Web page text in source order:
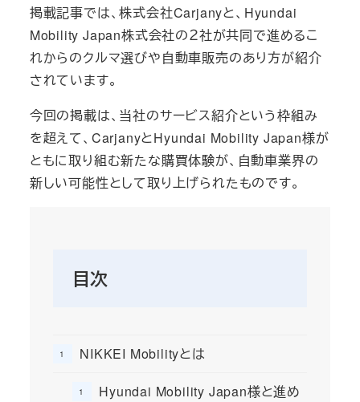
掲載記事では、株式会社Carjanyと、Hyundai
Mobility Japan株式会社の２社が共同で進めるこ
れからのクルマ選びや自動車販売のあり方が紹介
されています。
今回の掲載は、当社のサービス紹介という枠組み
を超えて、CarjanyとHyundai Mobility Japan様が
ともに取り組む新たな購買体験が、自動車業界の
新しい可能性として取り上げられたものです。
目次
NIKKEI Mobilityとは
Hyundai Mobility Japan様と進め